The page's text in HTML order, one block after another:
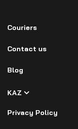
Couriers
Contact us
Blog
KAZ
Privacy Policy